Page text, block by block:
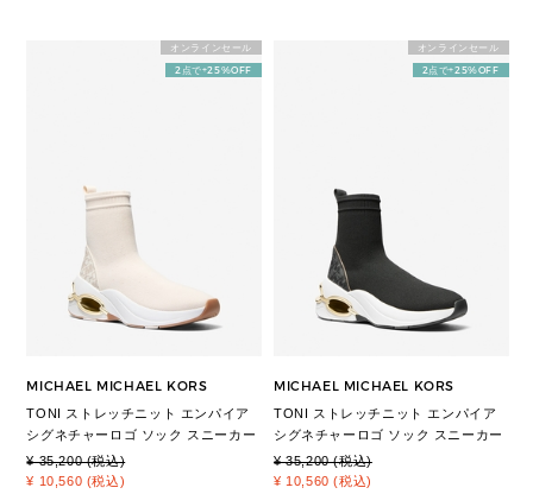
オンラインセール
2点で+25%OFF
MICHAEL MICHAEL KORS
TONI ストレッチニット エンパイア
シグネチャーロゴ ソック スニーカー
¥ 35,200 (税込)
¥ 10,560 (税込)
オンラインセール
2点で+25%OFF
MICHAEL MICHAEL KORS
TONI ストレッチニット エンパイア
シグネチャーロゴ ソック スニーカー
¥ 35,200 (税込)
¥ 10,560 (税込)